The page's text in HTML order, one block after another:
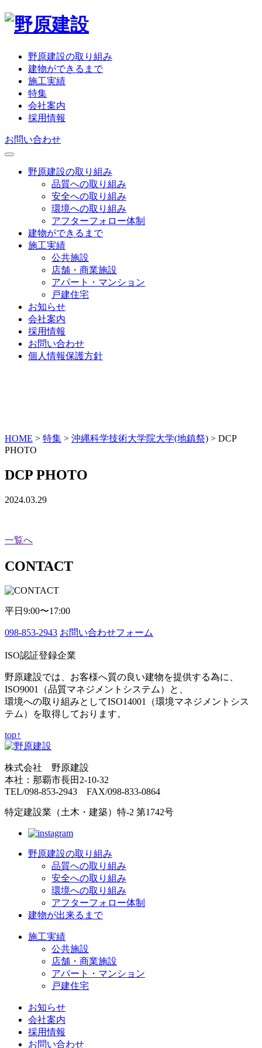
野原建設の取り組み
建物ができるまで
施工実績
特集
会社案内
採用情報
お問い合わせ
野原建設の取り組み
品質への取り組み
安全への取り組み
環境への取り組み
アフターフォロー体制
建物ができるまで
施工実績
公共施設
店舗・商業施設
アパート・マンション
戸建住宅
お知らせ
会社案内
採用情報
お問い合わせ
個人情報保護方針
HOME > 特集 > 沖縄科学技術大学院大学(地鎮祭) > DCP
PHOTO
DCP PHOTO
2024.03.29
一覧へ
CONTACT
平日9:00〜17:00
098-853-2943 お問い合わせフォーム
ISO認証登録企業
野原建設では、お客様へ質の良い建物を提供する為に、
ISO9001（品質マネジメントシステム）と、
環境への取り組みとしてISO14001（環境マネジメントシス
テム）を取得しております。
top↑
株式会社 野原建設
本社：那覇市長田2-10-32
TEL/098-853-2943 FAX/098-833-0864
特定建設業（土木・建築）特-2 第1742号
野原建設の取り組み
品質への取り組み
安全への取り組み
環境への取り組み
アフターフォロー体制
建物が出来るまで
施工実績
公共施設
店舗・商業施設
アパート・マンション
戸建住宅
お知らせ
会社案内
採用情報
お問い合わせ